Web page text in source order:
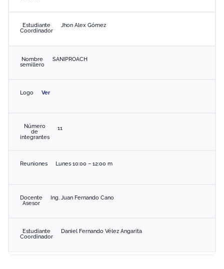
Estudiante
Coordinador
Jhon Alex Gómez
Nombre
semillero
SANIPROACH
Logo Ver
Número
de
integrantes
11
Reuniones Lunes 10:00 – 12:00 m
Docente
Asesor
Ing. Juan Fernando Cano
Estudiante
Coordinador
Daniel Fernando Vélez Angarita